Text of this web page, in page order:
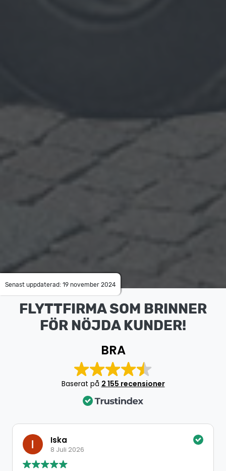
Senast uppdaterad: 19 november 2024
FLYTTFIRMA SOM BRINNER
FÖR NÖJDA KUNDER!
BRA
Baserat på 2 155 recensioner
Iska
8 Juli 2026